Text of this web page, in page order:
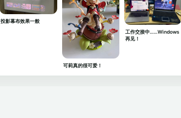
投影幕布效果一般
可莉真的很可爱！
工作交接中……Windows
再见！